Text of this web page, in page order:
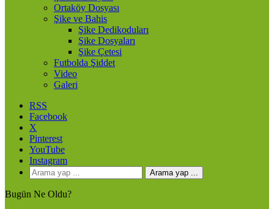
Ortaköy Dosyası
Şike ve Bahis
Şike Dedikoduları
Şike Dosyaları
Şike Çetesi
Futbolda Şiddet
Video
Galeri
RSS
Facebook
X
Pinterest
YouTube
Instagram
Arama yap ...
Bugün Ne Oldu?